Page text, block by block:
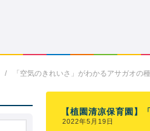
「空気のきれいさ」がわかるアサガオの
【植園清凉保育園】
2022年5月19日